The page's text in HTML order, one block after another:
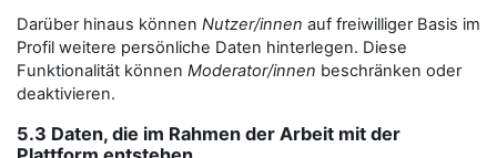
Darüber hinaus können Nutzer/innen auf freiwilliger Basis im
Profil weitere persönliche Daten hinterlegen. Diese
Funktionalität können Moderator/innen beschränken oder
deaktivieren.
5.3 Daten, die im Rahmen der Arbeit mit der